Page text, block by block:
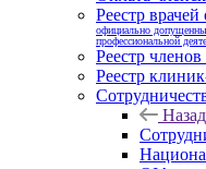
Реестр врачей
официально
профессиональной
Реестр
Реестр
Назад